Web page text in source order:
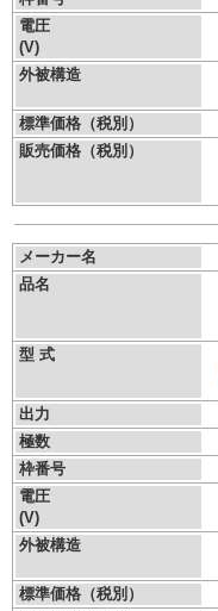
電圧
(V)
外被構造
標準価格（税別）
販売価格（税別）
メーカー名
品名
型 式
出力
極数
枠番号
電圧
(V)
外被構造
標準価格（税別）